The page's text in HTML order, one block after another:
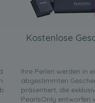
Kostenlose
Ihre Perlen werden in
abgestimmten
präsentiert, die
PearlsOnly entworfen